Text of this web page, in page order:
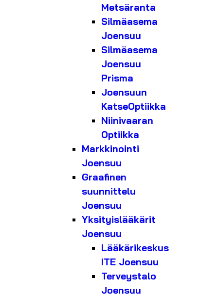
Metsäranta
Silmäasema
Joensuu
Silmäasema
Joensuu
Prisma
Joensuun
KatseOptiikka
Niinivaaran
Optiikka
Markkinointi
Joensuu
Graafinen
suunnittelu
Joensuu
Yksityislääkärit
Joensuu
Lääkärikeskus
ITE Joensuu
Terveystalo
Joensuu